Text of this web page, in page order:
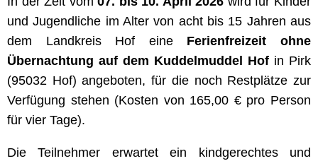
und Jugendliche im Alter von acht bis 15 Jahren aus
dem Landkreis Hof eine Ferienfreizeit ohne
Übernachtung auf dem Kuddelmuddel Hof in Pirk
(95032 Hof) angeboten, für die noch Restplätze zur
Verfügung stehen (Kosten von 165,00 € pro Person
für vier Tage).
Die Teilnehmer erwartet ein kindgerechtes und